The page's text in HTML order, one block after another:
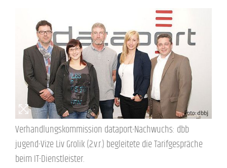
Verhandlungskommission dataport-Nachwuchs: dbb
jugend-Vize Liv Grolik (2.v.r.) begleitete die Tarifgespräche
beim IT-Dienstleister.